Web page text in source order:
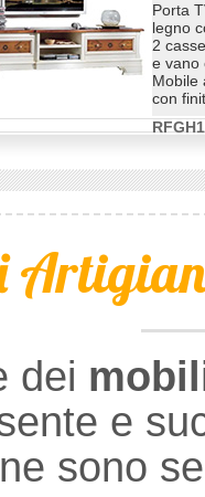
Porta
legno
2
e vano
Mobile
con
dei
e
sono